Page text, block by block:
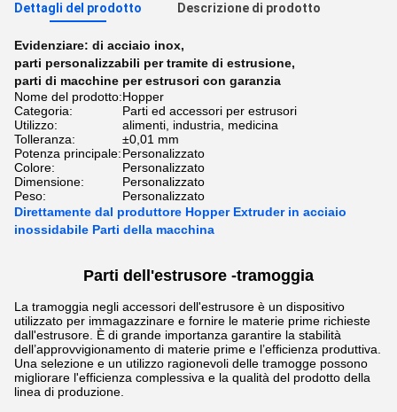
Dettagli del prodotto Descrizione di prodotto
Evidenziare: di acciaio inox,
parti personalizzabili per tramite di estrusione,
parti di macchine per estrusori con garanzia
Nome del prodotto:Hopper
Categoria:
Parti ed accessori per estrusori
Utilizzo:
alimenti, industria, medicina
Tolleranza:
±0,01 mm
Potenza principale:Personalizzato
Colore:
Personalizzato
Dimensione:
Personalizzato
Peso:
Personalizzato
Direttamente dal produttore Hopper Extruder in acciaio
inossidabile Parti della macchina
Parti dell'estrusore -tramoggia
La tramoggia negli accessori dell'estrusore è un dispositivo
utilizzato per immagazzinare e fornire le materie prime richieste
dall'estrusore. È di grande importanza garantire la stabilità
dell’approvvigionamento di materie prime e l’efficienza produttiva.
Una selezione e un utilizzo ragionevoli delle tramogge possono
migliorare l'efficienza complessiva e la qualità del prodotto della
linea di produzione.